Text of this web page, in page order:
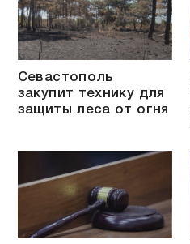
Севастополь
закупит технику для
защиты леса от огня